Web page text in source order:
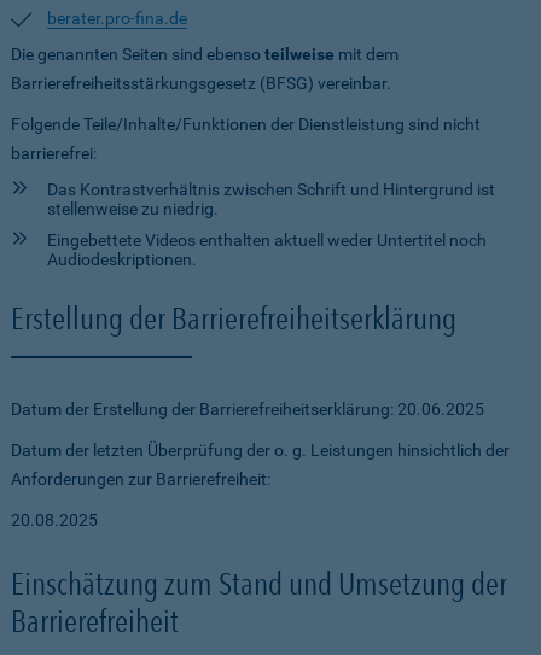
berater.pro-fina.de
Die genannten Seiten sind ebensoteilweise mit dem
Barrierefreiheitsstärkungsgesetz (BFSG) vereinbar.
Folgende Teile/Inhalte/Funktionen der Dienstleistung sind nicht
barrierefrei:
Das Kontrastverhältnis zwischen Schrift und Hintergrund ist
stellenweise zu niedrig.
Eingebettete Videos enthalten aktuell weder Untertitel noch
Audiodeskriptionen.
Erstellung der Barrierefreiheitserklärung
Datum der Erstellung der Barrierefreiheitserklärung: 20.06.2025
Datum der letzten Überprüfung der o. g. Leistungen hinsichtlich der
Anforderungen zur Barrierefreiheit:
20.08.2025
Einschätzung zum Stand und Umsetzung der
Barrierefreiheit